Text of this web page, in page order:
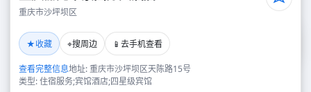
重庆市沙坪坝区
★收藏 ⌖搜周边 📱 去手机查看
查看完整信息地址: 重庆市沙坪坝区天陈路15号
类型: 住宿服务;宾馆酒店;四星级宾馆